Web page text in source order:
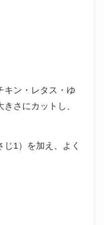
キン・レタス・ゆ
さにカットし、
1）を加え、よく